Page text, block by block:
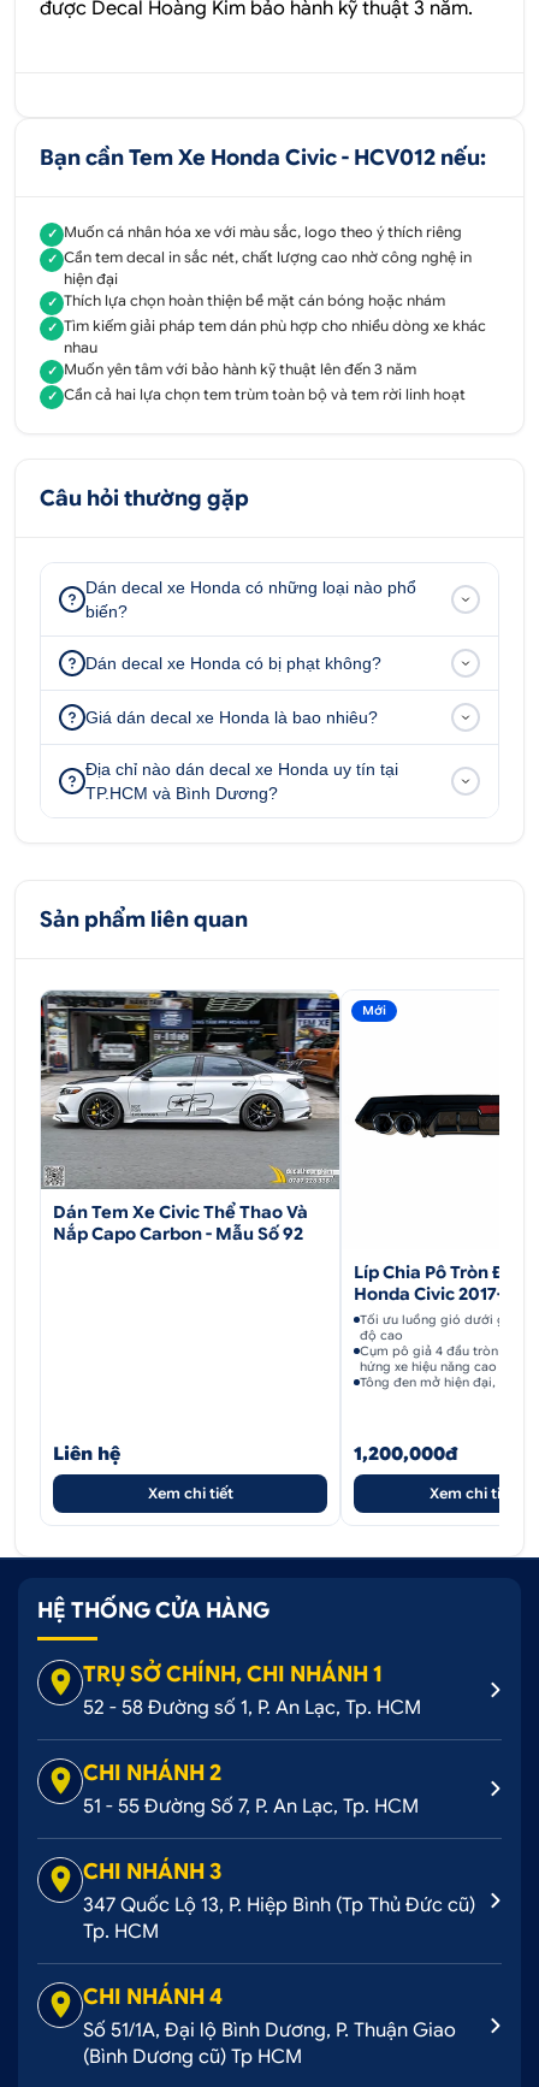
được Decal Hoàng Kim bảo hành kỹ thuật 3 năm.
Bạn cần Tem Xe Honda Civic - HCV012 nếu:
✓ Muốn cá nhân hóa xe với màu sắc, logo theo ý thích riêng
✓ Cần tem decal in sắc nét, chất lượng cao nhờ công nghệ in
hiện đại
✓ Thích lựa chọn hoàn thiện bề mặt cán bóng hoặc nhám
✓ Tìm kiếm giải pháp tem dán phù hợp cho nhiều dòng xe khác
nhau
✓ Muốn yên tâm với bảo hành kỹ thuật lên đến 3 năm
✓ Cần cả hai lựa chọn tem trùm toàn bộ và tem rời linh hoạt
Câu hỏi thường gặp
Dán decal xe Honda có những loại nào phổ
biến?
Dán decal xe Honda có bị phạt không?
Giá dán decal xe Honda là bao nhiêu?
Địa chỉ nào dán decal xe Honda uy tín tại
TP.HCM và Bình Dương?
Sản phẩm liên quan
Dán Tem Xe Civic Thể Thao Và
Nắp Capo Carbon - Mẫu Số 92
Liên hệ
Xem chi tiết
Mới
Líp Chia Pô Tròn Đen
Honda Civic 2017-
Tối ưu luồng gió dưới gầm
độ cao
Cụm pô giả 4 đầu tròn đối
hứng xe hiệu năng cao
Tông đen mở hiện đại, hợp
1,200,000đ
Xem chi tiết
HỆ THỐNG CỬA HÀNG
TRỤ SỞ CHÍNH, CHI NHÁNH 1
52 - 58 Đường số 1, P. An Lạc, Tp. HCM
CHI NHÁNH 2
51 - 55 Đường Số 7, P. An Lạc, Tp. HCM
CHI NHÁNH 3
347 Quốc Lộ 13, P. Hiệp Bình (Tp Thủ Đức cũ)
Tp. HCM
CHI NHÁNH 4
Số 51/1A, Đại lộ Bình Dương, P. Thuận Giao
(Bình Dương cũ) Tp HCM